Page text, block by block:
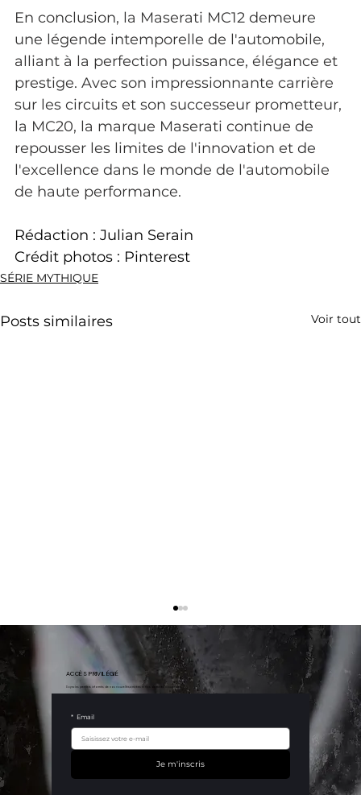
ACCÈS PRIVILÉGIÉ
Soyez les premiers informés de nos nouvelles arrivées et nos dernières nouveautés.
* Email
Je m'inscris
En conclusion, la Maserati MC12 demeure
une légende intemporelle de l'automobile,
alliant à la perfection puissance, élégance et
prestige. Avec son impressionnante carrière
sur les circuits et son successeur prometteur,
la MC20, la marque Maserati continue de
repousser les limites de l'innovation et de
l'excellence dans le monde de l'automobile
de haute performance.
Rédaction : Julian Serain
Crédit photos : Pinterest
SÉRIE MYTHIQUE
Posts similaires Voir tout